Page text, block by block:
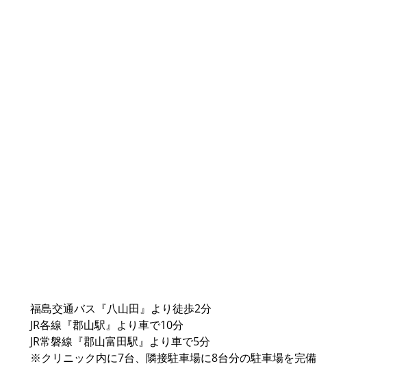
福島交通バス『八山田』より徒歩2分
JR各線『郡山駅』より車で10分
JR常磐線『郡山富田駅』より車で5分
※クリニック内に7台、隣接駐車場に8台分の駐車場を完備